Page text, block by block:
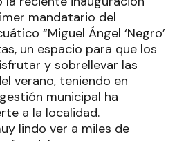
mandatario del
“Miguel Ángel ‘Negro’
un espacio para que los
y sobrellevar las
verano, teniendo en
municipal ha
a la localidad.
lindo ver a miles de